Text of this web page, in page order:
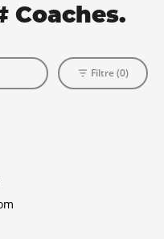
Coaches.
Filtre (0)